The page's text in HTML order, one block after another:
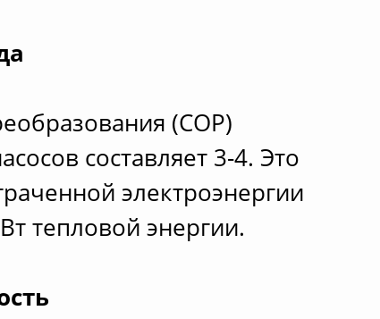
(COP)
составляет 3-4. Это
электроэнергии
тепловой энергии.